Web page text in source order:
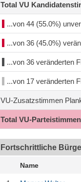
Total VU
...von 44 (55.0%)
...von 36 (45.0%)
...von 36 veränderten
...von 17 veränderten
VU-Zusatzstimmen
Total VU-
Fortschrittliche
Name